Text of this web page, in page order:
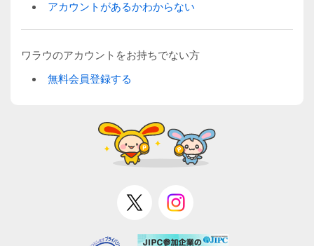
アカウントがあるかわからない
ワラウのアカウントをお持ちでない方
無料会員登録する